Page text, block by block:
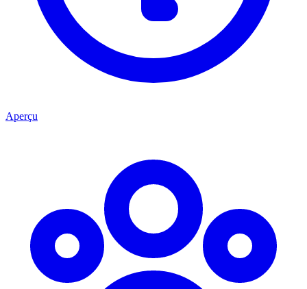
Aperçu